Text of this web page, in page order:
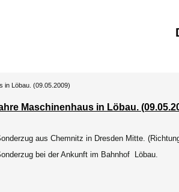
in Löbau. (09.05.2009)
Maschinenhaus in Löbau.
aus Chemnitz in Dresden Mitte.
bei der Ankunft im Bahnhof Löbau.